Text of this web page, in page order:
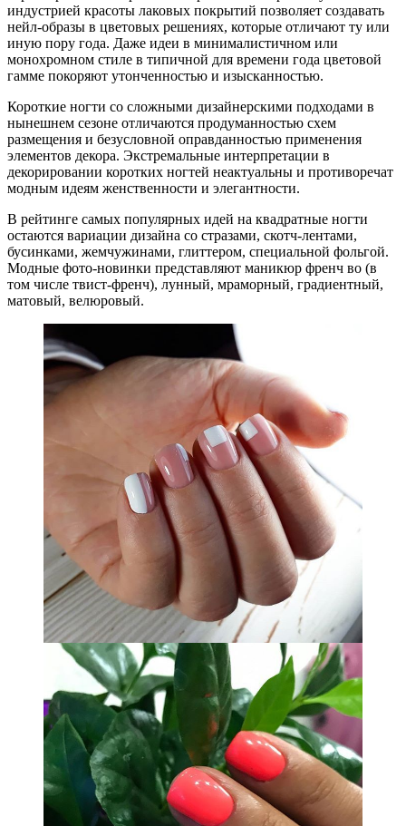
индустрией красоты лаковых покрытий позволяет создавать
нейл-образы в цветовых решениях, которые отличают ту или
иную пору года. Даже идеи в минималистичном или
монохромном стиле в типичной для времени года цветовой
гамме покоряют утонченностью и изысканностью.
Короткие ногти со сложными дизайнерскими подходами в
нынешнем сезоне отличаются продуманностью схем
размещения и безусловной оправданностью применения
элементов декора. Экстремальные интерпретации в
декорировании коротких ногтей неактуальны и противоречат
модным идеям женственности и элегантности.
В рейтинге самых популярных идей на квадратные ногти
остаются вариации дизайна со стразами, скотч-лентами,
бусинками, жемчужинами, глиттером, специальной фольгой.
Модные фото-новинки представляют маникюр френч во (в
том числе твист-френч), лунный, мраморный, градиентный,
матовый, велюровый.